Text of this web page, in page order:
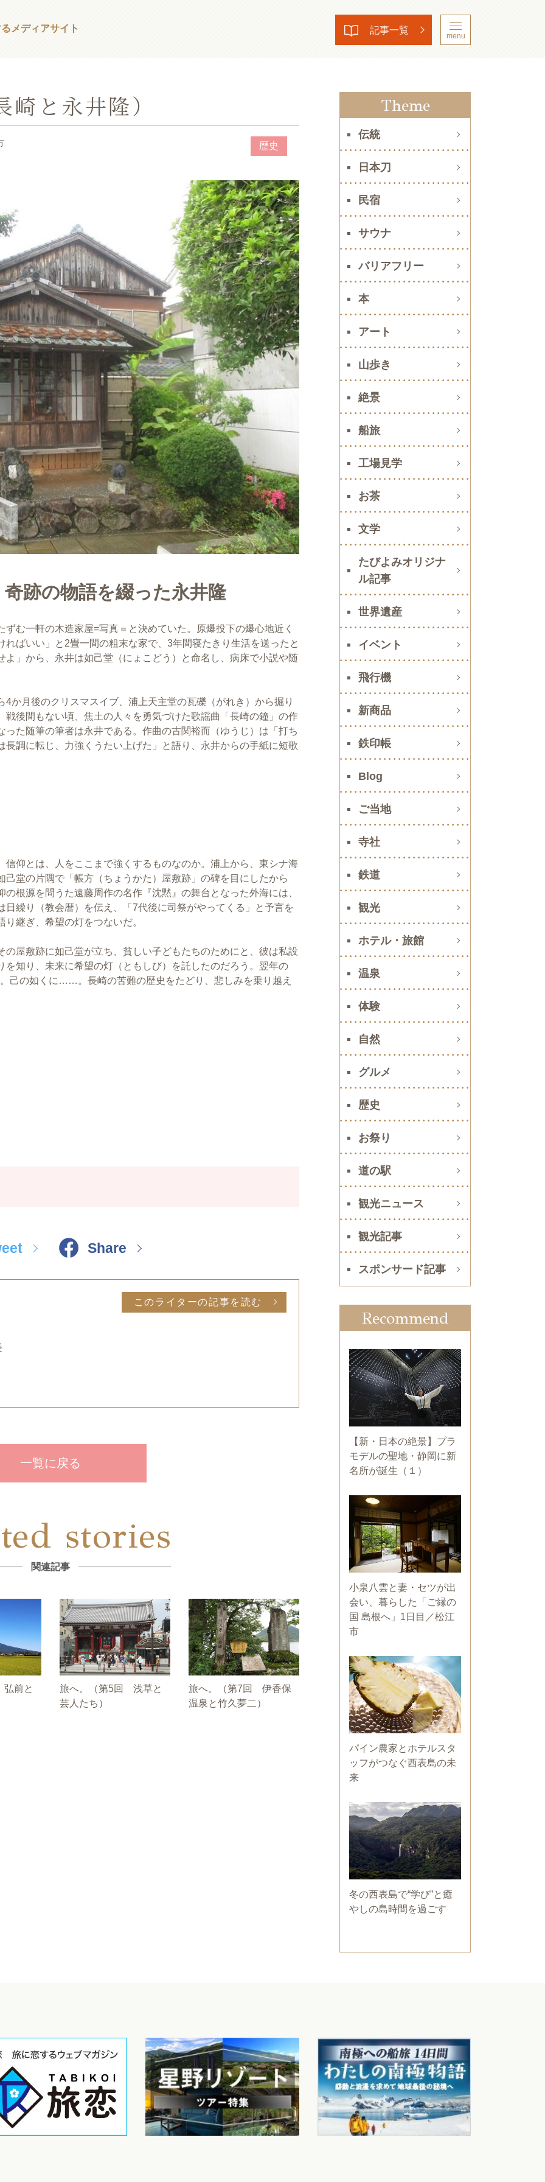
メディアサイト 記事一覧
menu
と永井隆）
歴史
跡の物語を綴った永井隆
む一軒の木造家屋=写真＝と決めていた。原爆投下の爆心地近く
ばいい」と2畳一間の粗末な家で、3年間寝たきり生活を送ったと
」から、永井は如己堂（にょこどう）と命名し、病床で小説や随
か月後のクリスマスイブ、浦上天主堂の瓦礫（がれき）から掘り
後間もない頃、焦土の人々を勇気づけた歌謡曲「長崎の鐘」の作
た随筆の筆者は永井である。作曲の古関裕而（ゆうじ）は「打ち
調に転じ、力強くうたい上げた」と語り、永井からの手紙に短歌
仰とは、人をここまで強くするものなのか。浦上から、東シナ海
堂の片隅で「帳方（ちょうかた）屋敷跡」の碑を目にしたから
根源を問うた遠藤周作の名作『沈黙』の舞台となった外海には、
繰り（教会暦）を伝え、「7代後に司祭がやってくる」と予言を
継ぎ、希望の灯をつないだ。
屋敷跡に如己堂が立ち、貧しい子どもたちのためにと、彼は私設
知り、未来に希望の灯（ともしび）を託したのだろう。翌年の
己の如くに……。長崎の苦難の歴史をたどり、悲しみを乗り越え
Share
このライターの記事を読む
一覧に戻る
stories
関連記事
前と
旅へ。（第5回 浅草と
芸人たち）
旅へ。（第7回 伊香保
温泉と竹久夢二）
Theme
伝統
日本刀
民宿
サウナ
バリアフリー
本
アート
山歩き
絶景
船旅
工場見学
お茶
文学
たびよみオリジナ
ル記事
世界遺産
イベント
飛行機
新商品
鉄印帳
Blog
ご当地
寺社
鉄道
観光
ホテル・旅館
温泉
体験
自然
グルメ
歴史
お祭り
道の駅
観光ニュース
観光記事
スポンサード記事
Recommend
【新・日本の絶景】プラ
モデルの聖地・静岡に新
名所が誕生（１）
小泉八雲と妻・セツが出
会い、暮らした「ご縁の
国 島根へ」1日目／松江
市
パイン農家とホテルスタ
ッフがつなぐ西表島の未
来
冬の西表島で“学び”と癒
やしの島時間を過ごす